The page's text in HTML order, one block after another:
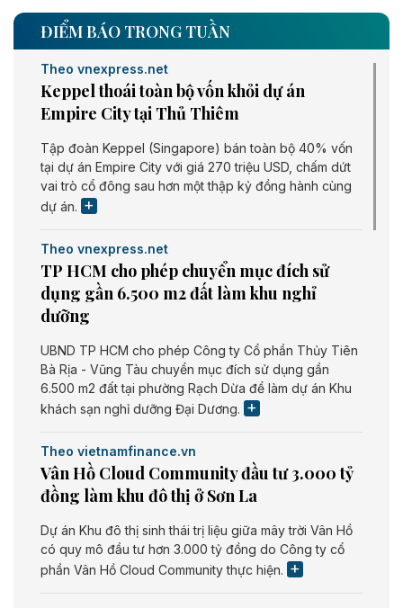
ĐIỂM BÁO TRONG TUẦN
Theo vnexpress.net
Keppel thoái toàn bộ vốn khỏi dự án
Empire City tại Thủ Thiêm
Tập đoàn Keppel (Singapore) bán toàn bộ 40% vốn
tại dự án Empire City với giá 270 triệu USD, chấm dứt
vai trò cổ đông sau hơn một thập kỷ đồng hành cùng
dự án.
Theo vnexpress.net
TP HCM cho phép chuyển mục đích sử
dụng gần 6.500 m2 đất làm khu nghỉ
dưỡng
UBND TP HCM cho phép Công ty Cổ phần Thủy Tiên
Bà Rịa - Vũng Tàu chuyển mục đích sử dụng gần
6.500 m2 đất tại phường Rạch Dừa để làm dự án Khu
khách sạn nghỉ dưỡng Đại Dương.
Theo vietnamfinance.vn
Vân Hồ Cloud Community đầu tư 3.000 tỷ
đồng làm khu đô thị ở Sơn La
Dự án Khu đô thị sinh thái trị liệu giữa mây trời Vân Hồ
có quy mô đầu tư hơn 3.000 tỷ đồng do Công ty cổ
phần Vân Hồ Cloud Community thực hiện.